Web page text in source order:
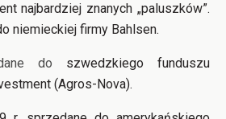
najbardziej znanych „paluszków”.
niemieckiej firmy Bahlsen.
do szwedzkiego funduszu
(Agros-Nova).